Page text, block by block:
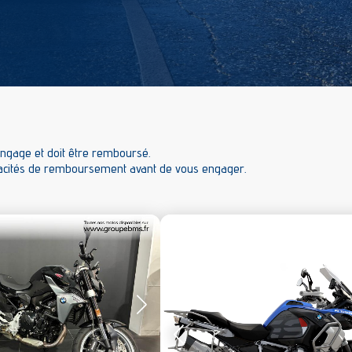
et doit être remboursé.
de remboursement avant de vous engager.